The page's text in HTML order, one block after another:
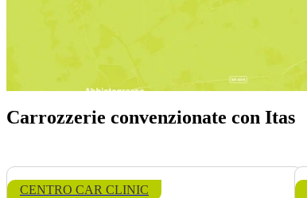
Carrozzerie convenzionate con Itas
CENTRO CAR CLINIC